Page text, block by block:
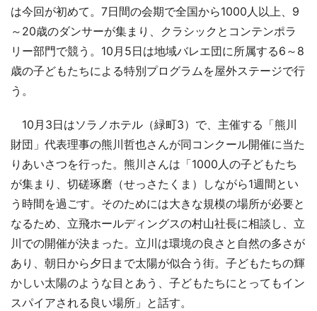
は今回が初めて。7日間の会期で全国から1000人以上、9
～20歳のダンサーが集まり、クラシックとコンテンポラ
リー部門で競う。10月5日は地域バレエ団に所属する6～8
歳の子どもたちによる特別プログラムを屋外ステージで行
う。
10月3日はソラノホテル（緑町3）で、主催する「熊川
財団」代表理事の熊川哲也さんが同コンクール開催に当た
りあいさつを行った。熊川さんは「1000人の子どもたち
が集まり、切磋琢磨（せっさたくま）しながら1週間とい
う時間を過ごす。そのためには大きな規模の場所が必要と
なるため、立飛ホールディングスの村山社長に相談し、立
川での開催が決まった。立川は環境の良さと自然の多さが
あり、朝日から夕日まで太陽が似合う街。子どもたちの輝
かしい太陽のような目とあう、子どもたちにとってもイン
スパイアされる良い場所」と話す。